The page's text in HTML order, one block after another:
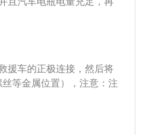
起，随后对受援车进行打
。
键要找准对方车电瓶的正
试。
援车的正极连接，然后将
等金属位置），注意：注
按照先正后负的顺序取下
主要由铅及其氧化物制